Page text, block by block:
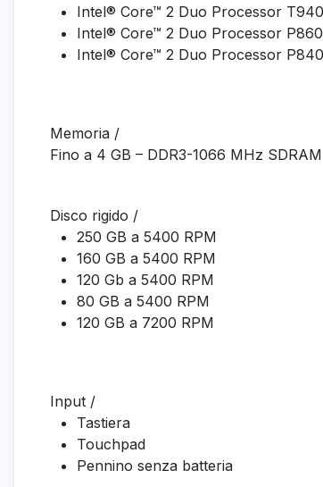
Intel® Core™ 2 Duo Processor
Intel® Core™ 2 Duo Processor
Intel® Core™ 2 Duo Processor
Memoria /
Fino a 4 GB – DDR3-1066 MHz SDRAM
Disco rigido /
250 GB a 5400 RPM
160 GB a 5400 RPM
120 Gb a 5400 RPM
80 GB a 5400 RPM
120 GB a 7200 RPM
Input /
Tastiera
Touchpad
Pennino senza batteria